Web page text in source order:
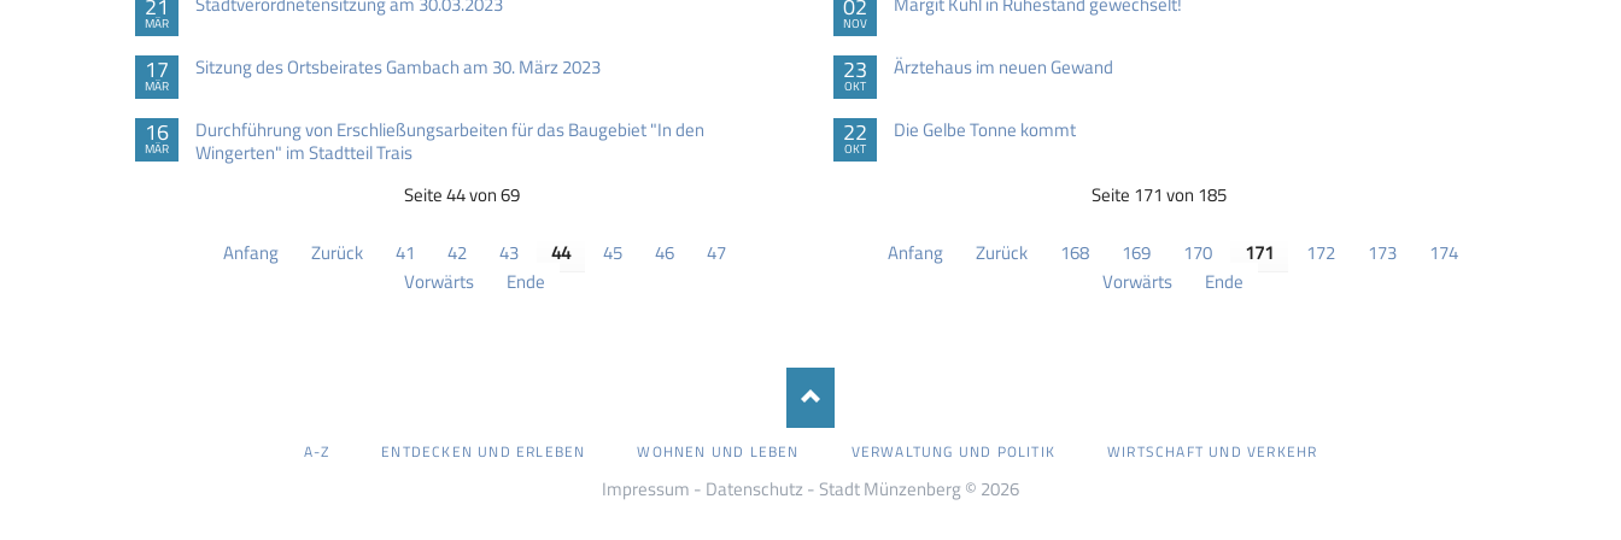
MÄR
17
MÄR
Sitzung des Ortsbeirates Gambach am 30. März 2023
16
MÄR
Durchführung von Erschließungsarbeiten für das Baugebiet "In den
Wingerten" im Stadtteil Trais
Seite 44 von 69
Anfang Zurück 41 42 43 44 45 46
47
Vorwärts
Ende
NOV
23
OKT
Ärztehaus im neuen Gewand
22
OKT
Die Gelbe Tonne kommt
Seite 171 von 185
Anfang Zurück 168 169 170 171 172 173
174
Vorwärts
Ende
ÜBERSPRINGEN
A-Z ENTDECKEN UND ERLEBEN WOHNEN UND LEBEN VERWALTUNG UND POLITIK WIRTSCHAFT UND VERKEHR
Impressum - Datenschutz - Stadt Münzenberg © 2026